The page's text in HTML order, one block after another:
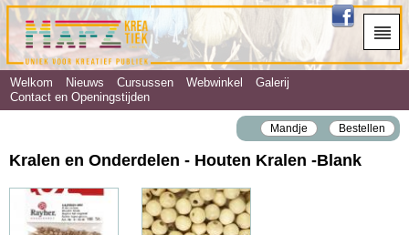
Welkom Nieuws Cursussen Webwinkel
Galerij
Contact en Openingstijden
Mandje Bestellen
Kralen en Onderdelen - Houten Kralen ‐Blank